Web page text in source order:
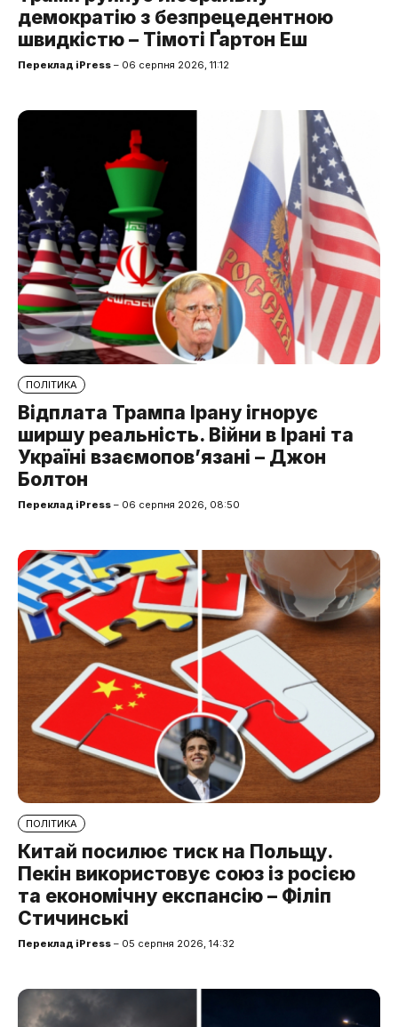
демократію з безпрецедентною
швидкістю – Тімоті Ґартон Еш
Переклад iPress – 06 серпня 2026, 11:12
ПОЛІТИКА
Відплата Трампа Ірану ігнорує
ширшу реальність. Війни в Ірані та
Україні взаємопов’язані – Джон
Болтон
Переклад iPress – 06 серпня 2026, 08:50
ПОЛІТИКА
Китай посилює тиск на Польщу.
Пекін використовує союз із росією
та економічну експансію – Філіп
Стичинські
Переклад iPress – 05 серпня 2026, 14:32